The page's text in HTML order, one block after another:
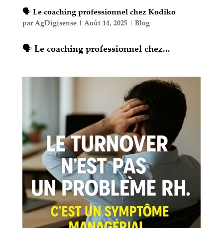
🗣 Le coaching professionnel chez Kodiko
parAgDigisense| Août 14, 2025| Blog
🗣 Le coaching professionnel chez...